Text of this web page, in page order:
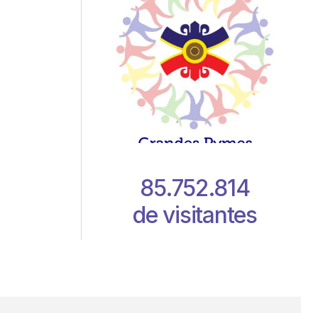
85.752.814
de visitantes